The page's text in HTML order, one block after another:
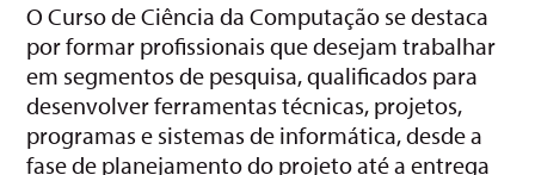
O Curso de Ciência da Computação se destaca
por formar profissionais que desejam trabalhar
em segmentos de pesquisa, qualificados para
desenvolver ferramentas técnicas, projetos,
programas e sistemas de informática, desde a
fase de planejamento do projeto até a entrega